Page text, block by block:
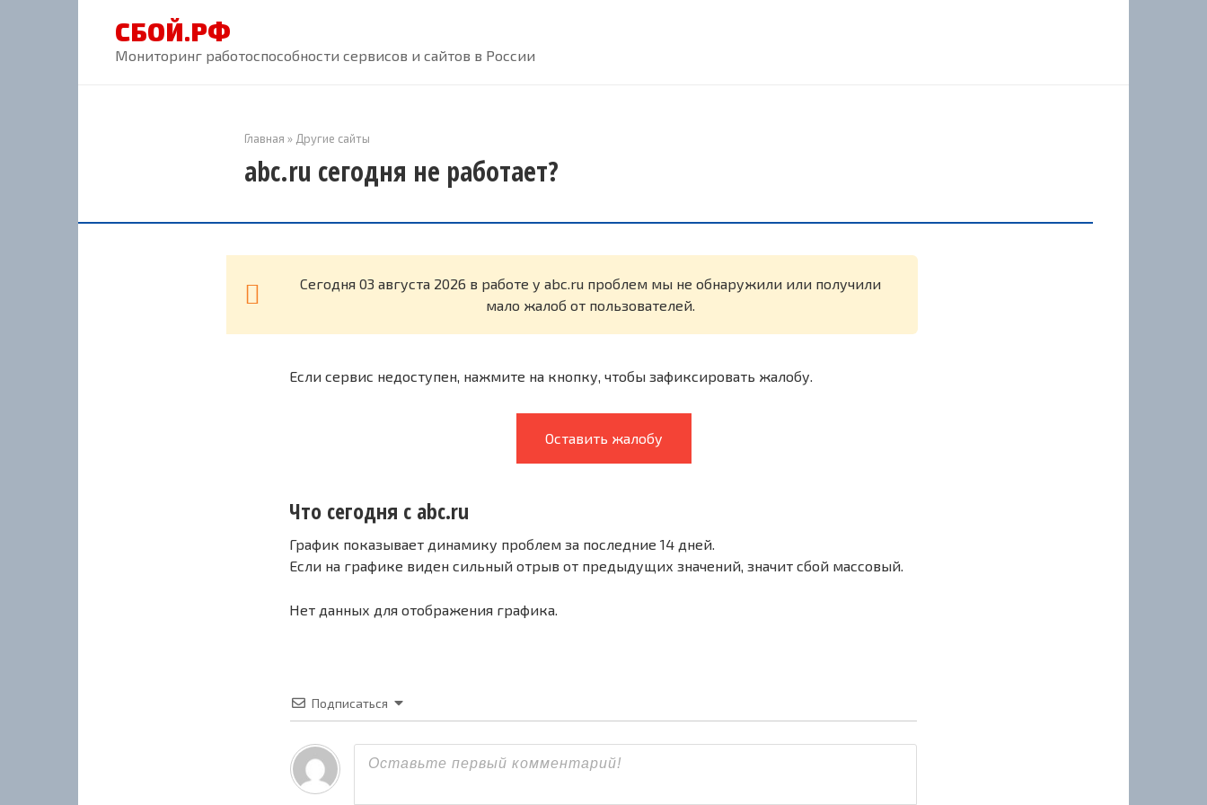
СБОЙ.РФ
Мониторинг работоспособности сервисов и сайтов в России
Главная » Другие сайты
abc.ru сегодня не работает?
Cегодня 03 августа 2026 в работе у abc.ru проблем мы не обнаружили или получили
мало жалоб от пользователей.
Если сервис недоступен, нажмите на кнопку, чтобы зафиксировать жалобу.
Оставить жалобу
Что сегодня с abc.ru
График показывает динамику проблем за последние 14 дней.
Если на графике виден сильный отрыв от предыдущих значений, значит сбой массовый.
Нет данных для отображения графика.
Подписаться